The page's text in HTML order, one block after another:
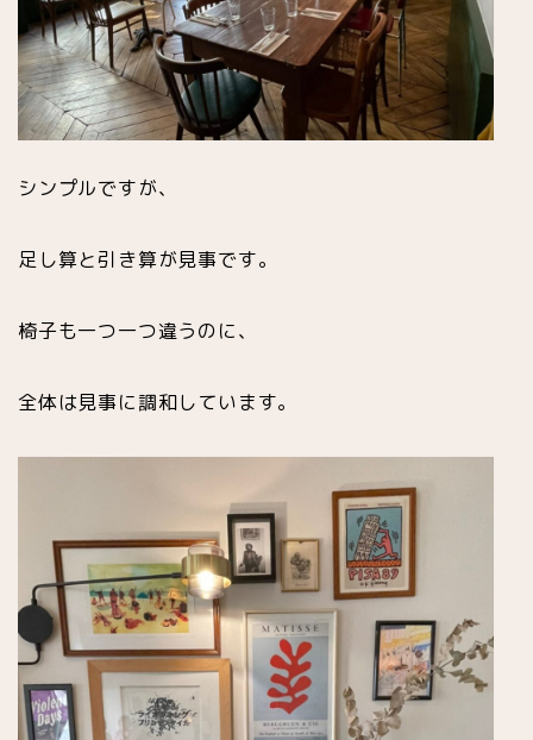
シンプルですが、
足し算と引き算が見事です。
椅子も一つ一つ違うのに、
全体は見事に調和しています。